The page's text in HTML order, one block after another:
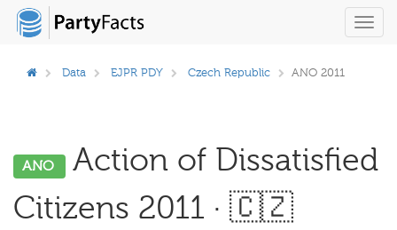
Data EJPR PDY Czech Republic ANO 2011
ANO
Action of Dissatisfied
Citizens 2011 · 🇨🇿